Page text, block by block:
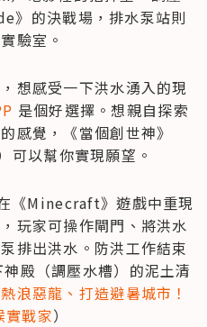
》的決戰場，排水泵站則
驗室。
想感受一下洪水湧入的現
是個好選擇。想親自探索
感覺，《當個創世神》
可以幫你實現願望。
《Minecraft》遊戲中重現
玩家可操作閘門、將洪水
排出洪水。防洪工作結束
殿（調壓水槽）的泥土清
浪惡龍、打造避暑城市！
戰家）